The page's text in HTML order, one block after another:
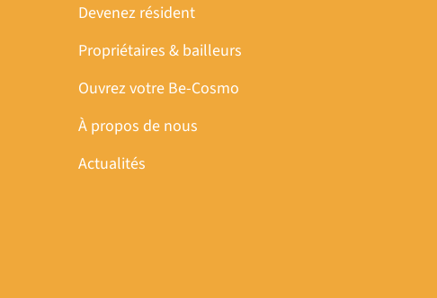
Devenez résident
Propriétaires & bailleurs
Ouvrez votre Be-Cosmo
À propos de nous
Actualités